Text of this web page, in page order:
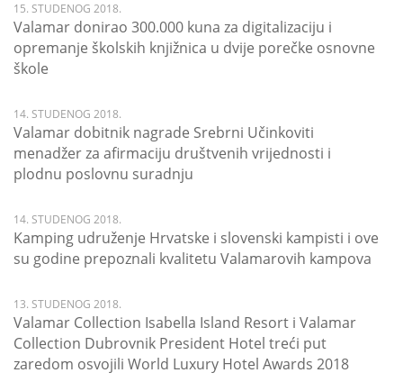
15. STUDENOG 2018.
Valamar donirao 300.000 kuna za digitalizaciju i
opremanje školskih knjižnica u dvije porečke osnovne
škole
14. STUDENOG 2018.
Valamar dobitnik nagrade Srebrni Učinkoviti
menadžer za afirmaciju društvenih vrijednosti i
plodnu poslovnu suradnju
14. STUDENOG 2018.
Kamping udruženje Hrvatske i slovenski kampisti i ove
su godine prepoznali kvalitetu Valamarovih kampova
13. STUDENOG 2018.
Valamar Collection Isabella Island Resort i Valamar
Collection Dubrovnik President Hotel treći put
zaredom osvojili World Luxury Hotel Awards 2018